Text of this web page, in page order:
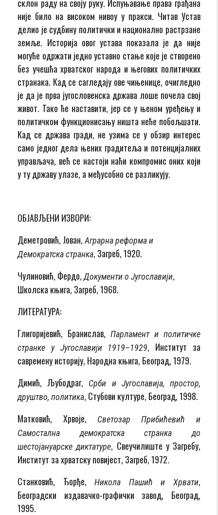
склон раду на своју руку. Испуњавање права грађана
није било на високом нивоу у пракси. Читав Устав
делио је судбину политички и национално растрзане
земље. Историја овог устава показала је да није
могуће одржати једно уставно стање које је створено
без учешћа хрватског народа и његових политичких
странака. Кад се сагледају ове чињенице, очигледно
је да је прва југословенска држава лоше почела свој
живот. Тако ће наставити, јер се у њеном уређењу и
политичком функционисању ништа неће побољшати.
Кад се држава гради, не узима се у обзир интерес
само једног дела њених градитеља и потенцијалних
управљача, већ се настоји наћи компромис оних који
у ту државу улазе, а међусобно се разликују.
ОБЈАВЉЕНИ ИЗВОРИ:
Деметровић, Јован,Аграрна реформа и
Демократска странка, Загреб, 1920.
Чулиновић, Фердо,Документи о Југославији,
Школска књига, Загреб, 1968.
ЛИТЕРАТУРА:
Глигоријевић, Бранислав, Парламент и политичке
странке у Југославији 1919–1929, Институт за
савремену историју, Народна књига, Београд, 1979.
Димић, Љубодраг,
Срби и Југославија, простор,
друштво, политика, Стубови културе, Београд, 1998.
Матковић, Хрвоје,
Светозар Прибићевић и
Самостална демократска странка до
шестојануарске диктатуре, Свеучилиште у Загребу,
Институт за хрватску повијест, Загреб, 1972.
Станковић, Ђорђе,Никола Пашић и Хрвати,
Београдски издавачко-графички завод, Београд,
1995.